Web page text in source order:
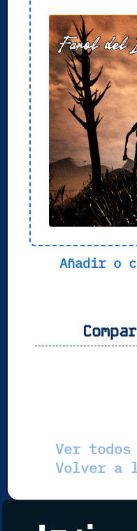
Añadir o
Ver
Volver a